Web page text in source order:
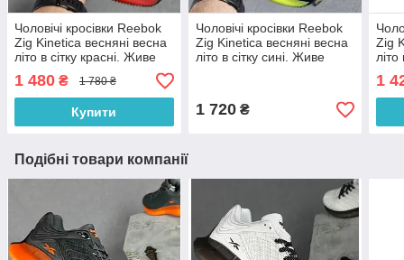
Чоловічі кросівки Reebok
Zig Kinetica весняні весна
літо в сітку красні. Живе
фото. топ
1 480 ₴ 1 780 ₴
Купити
Чоловічі кросівки Reebok
Zig Kinetica весняні весна
літо в сітку сині. Живе
1 720₴
Zig
літо
1
Подібні товари компанії